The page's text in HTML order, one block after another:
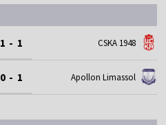
1 - 1 CSKA 1948
0 - 1 Apollon Limassol